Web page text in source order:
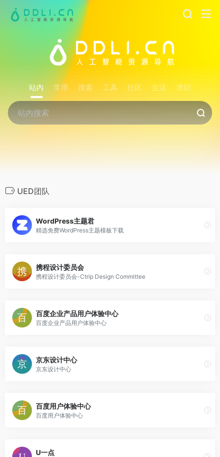
站内 常用 搜索 工具 社区 生活 求职
UED团队
WordPress主题君
精选免费WordPress主题模板下载
携程设计委员会
携程设计委员会-Ctrip Design Committee
百度企业产品用户体验中心
百度企业产品用户体验中心
京东设计中心
京东设计中心
百度用户体验中心
百度用户体验中心
U一点